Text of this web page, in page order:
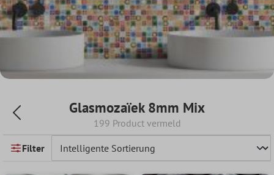
Glasmozaïek 8mm Mix
199 Product vermeld
Filter